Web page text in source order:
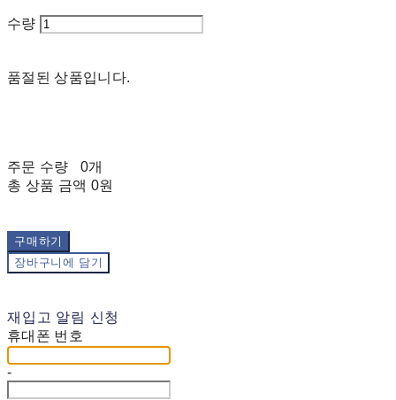
수량
품절된 상품입니다.
주문 수량
0개
총 상품 금액 0원
구매하기
장바구니에 담기
재입고 알림 신청
휴대폰 번호
-